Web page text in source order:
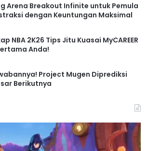
Arena Breakout Infinite untuk Pemula
dengan Keuntungan Maksimal
NBA 2K26 Tips Jitu Kuasai MyCAREER
Anda!
Project Mugen Diprediksi
Berikutnya